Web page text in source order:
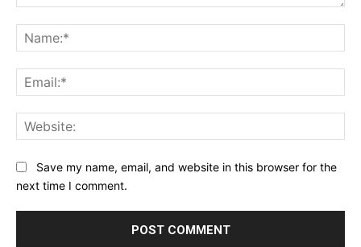
Save my name, email, and website in this browser for the
next time I comment.